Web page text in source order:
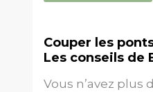
Couper les
Les conseils de
Vous n’avez plus